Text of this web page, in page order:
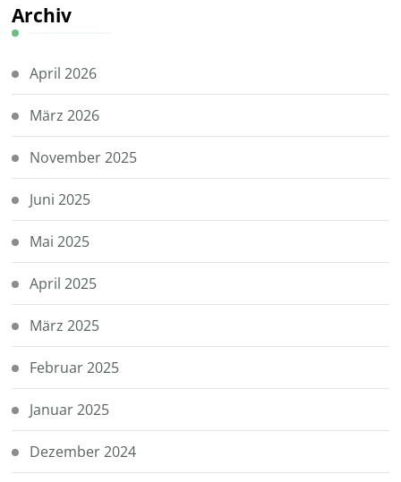
Archiv
April 2026
März 2026
November 2025
Juni 2025
Mai 2025
April 2025
März 2025
Februar 2025
Januar 2025
Dezember 2024